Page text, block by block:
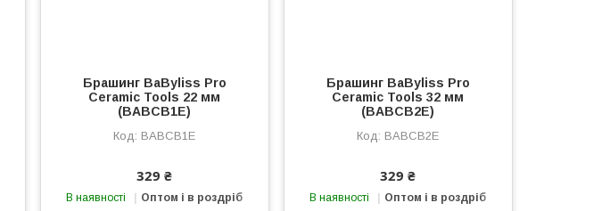
Брашинг BaByliss Pro
Ceramic Tools 22 мм
(BABCB1E)
BABCB1E
329 ₴
В наявності Оптом і в роздріб
Брашинг BaByliss Pro
Ceramic Tools 32 мм
(BABCB2E)
BABCB2E
329 ₴
В наявності Оптом і в роздріб